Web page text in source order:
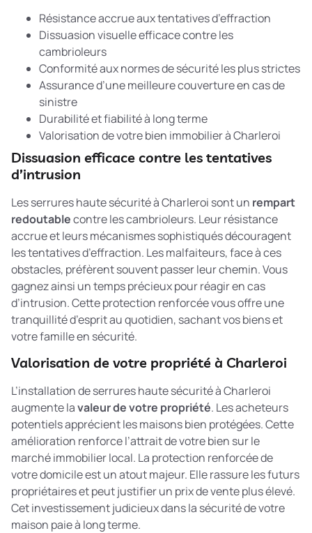
Résistance accrue aux tentatives d’effraction
Dissuasion visuelle efficace contre les
cambrioleurs
Conformité aux normes de sécurité les plus strictes
Assurance d’une meilleure couverture en cas de
sinistre
Durabilité et fiabilité à long terme
Valorisation de votre bien immobilier à Charleroi
Dissuasion efficace contre les tentatives
d’intrusion
Les serrures haute sécurité à Charleroi sont un rempart
redoutablecontre les cambrioleurs. Leur résistance
accrue et leurs mécanismes sophistiqués découragent
les tentatives d’effraction. Les malfaiteurs, face à ces
obstacles, préfèrent souvent passer leur chemin. Vous
gagnez ainsi un temps précieux pour réagir en cas
d’intrusion. Cette protection renforcée vous offre une
tranquillité d’esprit au quotidien, sachant vos biens et
votre famille en sécurité.
Valorisation de votre propriété à Charleroi
L’installation de serrures haute sécurité à Charleroi
augmente lavaleur de votre propriété. Les acheteurs
potentiels apprécient les maisons bien protégées. Cette
amélioration renforce l’attrait de votre bien sur le
marché immobilier local. La protection renforcée de
votre domicileest un atout majeur. Elle rassure les futurs
propriétaires et peut justifier un prix de vente plus élevé.
Cet investissement judicieux dans la sécurité de votre
maison paie à long terme.